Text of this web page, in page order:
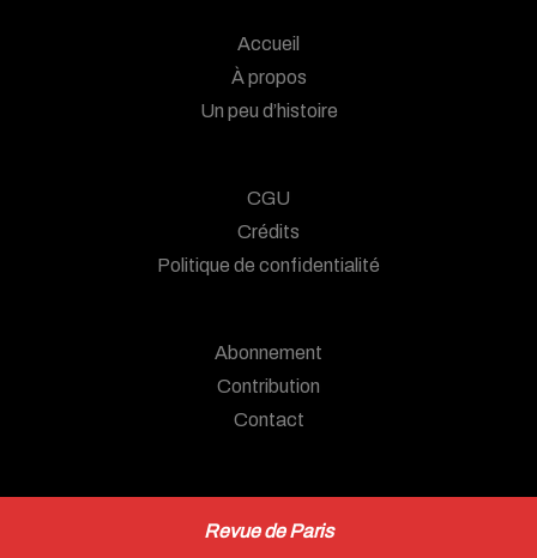
Accueil
À propos
Un peu d’histoire
CGU
Crédits
Politique de confidentialité
Abonnement
Contribution
Contact
Revue de Paris